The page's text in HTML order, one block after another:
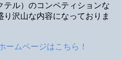
テル）のコンペティションな
沢山な内容になっておりま
ームページはこちら！